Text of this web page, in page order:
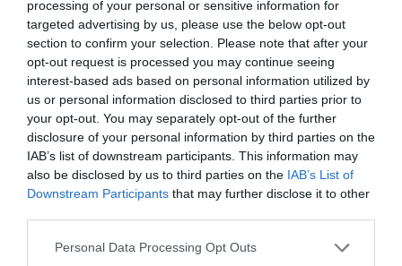
processing of your personal or sensitive information for
targeted advertising by us, please use the below opt-out
section to confirm your selection. Please note that after your
opt-out request is processed you may continue seeing
interest-based ads based on personal information utilized by
us or personal information disclosed to third parties prior to
your opt-out. You may separately opt-out of the further
disclosure of your personal information by third parties on the
IAB’s list of downstream participants. This information may
also be disclosed by us to third parties on the IAB’s List of
Downstream Participants that may further disclose it to other
Please note that this website/app uses one or more Google
Personal Data Processing Opt Outs
INDULTAK AZ ÚJ JÁRMŰVEK A BALATON FELÉ